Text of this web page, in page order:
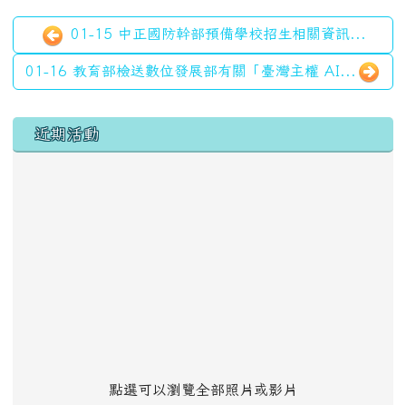
01-15 中正國防幹部預備學校招生相關資訊...
01-16 教育部檢送數位發展部有關「臺灣主權 AI...
左邊區域內容
近期活動
點選可以瀏覽全部照片或影片